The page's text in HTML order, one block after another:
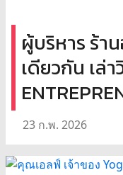
ผู้บริหาร ร้า
เดียวกัน เล่
23 ก.พ. 2026